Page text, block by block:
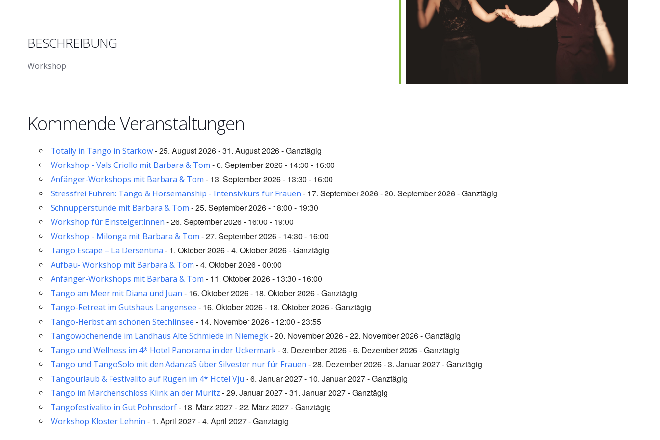
BESCHREIBUNG
Workshop
Kommende Veranstaltungen
Totally in Tango in Starkow- 25. August 2026 - 31. August 2026 - Ganztägig
Workshop - Vals Criollo mit Barbara & Tom - 6. September 2026 - 14:30 - 16:00
Anfänger-Workshops mit Barbara & Tom - 13. September 2026 - 13:30 - 16:00
Stressfrei Führen: Tango & Horsemanship - Intensivkurs für Frauen - 17. September 2026 - 20. September 2026 - Ganztägig
Schnupperstunde mit Barbara & Tom - 25. September 2026 - 18:00 - 19:30
Workshop für Einsteiger:innen - 26. September 2026 - 16:00 - 19:00
Workshop - Milonga mit Barbara & Tom - 27. September 2026 - 14:30 - 16:00
Tango Escape – La Dersentina - 1. Oktober 2026 - 4. Oktober 2026 - Ganztägig
Aufbau- Workshop mit Barbara & Tom - 4. Oktober 2026 - 00:00
Anfänger-Workshops mit Barbara & Tom - 11. Oktober 2026 - 13:30 - 16:00
Tango am Meer mit Diana und Juan - 16. Oktober 2026 - 18. Oktober 2026 - Ganztägig
Tango-Retreat im Gutshaus Langensee - 16. Oktober 2026 - 18. Oktober 2026 - Ganztägig
Tango-Herbst am schönen Stechlinsee - 14. November 2026 - 12:00 - 23:55
Tangowochenende im Landhaus Alte Schmiede in Niemegk- 20. November 2026 - 22. November 2026 - Ganztägig
Tango und Wellness im 4* Hotel Panorama in der Uckermark- 3. Dezember 2026 - 6. Dezember 2026 - Ganztägig
Tango und TangoSolo mit den AdanzaS über Silvester nur für Frauen - 28. Dezember 2026 - 3. Januar 2027 - Ganztägig
Tangourlaub & Festivalito auf Rügen im 4* Hotel Vju - 6. Januar 2027 - 10. Januar 2027 - Ganztägig
Tango im Märchenschloss Klink an der Müritz - 29. Januar 2027 - 31. Januar 2027 - Ganztägig
Tangofestivalito in Gut Pohnsdorf- 18. März 2027 - 22. März 2027 - Ganztägig
Workshop Kloster Lehnin - 1. April 2027 - 4. April 2027 - Ganztägig